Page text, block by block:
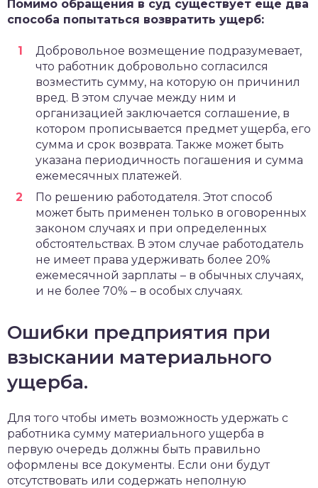
Помимо обращения в суд существует еще два
способа попытаться возвратить ущерб:
Добровольное возмещение подразумевает,
что работник добровольно согласился
возместить сумму, на которую он причинил
вред. В этом случае между ним и
организацией заключается соглашение, в
котором прописывается предмет ущерба, его
сумма и срок возврата. Также может быть
указана периодичность погашения и сумма
ежемесячных платежей.
По решению работодателя. Этот способ
может быть применен только в оговоренных
законом случаях и при определенных
обстоятельствах. В этом случае работодатель
не имеет права удерживать более 20%
ежемесячной зарплаты – в обычных случаях,
и не более 70% – в особых случаях.
Ошибки предприятия при
взыскании материального
ущерба.
Для того чтобы иметь возможность удержать с
работника сумму материального ущерба в
первую очередь должны быть правильно
оформлены все документы. Если они будут
отсутствовать или содержать неполную